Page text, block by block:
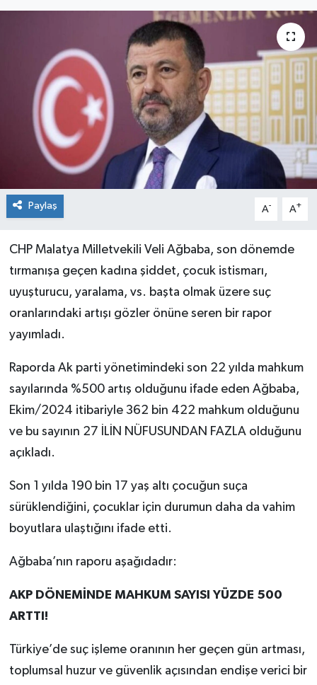
Paylaş A- A+
CHP Malatya Milletvekili Veli Ağbaba, son dönemde
tırmanışa geçen kadına şiddet, çocuk istismarı,
uyuşturucu, yaralama, vs. başta olmak üzere suç
oranlarındaki artışı gözler önüne seren bir rapor
yayımladı.
Raporda Ak parti yönetimindeki son 22 yılda mahkum
sayılarında %500 artış olduğunu ifade eden Ağbaba,
Ekim/2024 itibariyle 362 bin 422 mahkum olduğunu
ve bu sayının 27 İLİN NÜFUSUNDAN FAZLA olduğunu
açıkladı.
Son 1 yılda 190 bin 17 yaş altı çocuğun suça
sürüklendiğini, çocuklar için durumun daha da vahim
boyutlara ulaştığını ifade etti.
Ağbaba’nın raporu aşağıdadır:
AKP DÖNEMİNDE MAHKUM SAYISI YÜZDE 500
ARTTI!
Türkiye’de suç işleme oranının her geçen gün artması,
toplumsal huzur ve güvenlik açısından endişe verici bir